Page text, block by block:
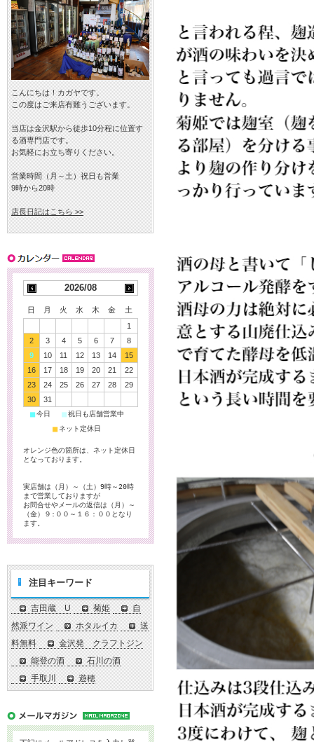
こんにちは！カガヤです。
この度はご来店有難うございます。
当店は金沢駅から徒歩10分程に位置す
る酒専門店です。
お気軽にお立ち寄りください。
営業時間（月～土）祝日も営業
9時から20時
店長日記はこちら >>
2026/08
日 月 火 水 木 金
土
1
2
3 4 5 6 7
8
9
10 11 12 13 14
15
16
17 18 19 20 21
22
23
24 25 26 27 28
29
30
31
■今日 ■祝日も店舗営業中
■ネット定休日
オレンジ色の箇所は、ネット定休日
となっております。
実店舗は（月）～（土）9時～20時
まで営業しておりますが
お問合せやメールの返信は（月）～
（金）９:００～１６：００となり
ます。
注目キーワード
吉田蔵 U 菊姫
自
然派ワイン
ホタルイカ
送
料無料
金沢発 クラフトジン
能登の酒
石川の酒
手取川
遊穂